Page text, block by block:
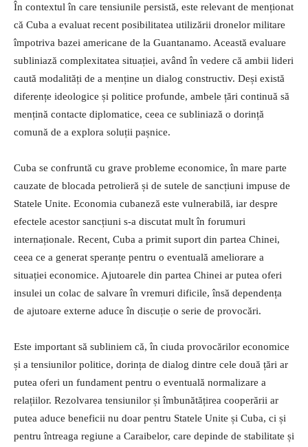
În contextul în care tensiunile persistă, este relevant de menționat
că Cuba a evaluat recent posibilitatea utilizării dronelor militare
împotriva bazei americane de la Guantanamo. Această evaluare
subliniază complexitatea situației, având în vedere că ambii lideri
caută modalități de a menține un dialog constructiv. Deși există
diferențe ideologice și politice profunde, ambele țări continuă să
mențină contacte diplomatice, ceea ce subliniază o dorință
comună de a explora soluții pașnice.
Cuba se confruntă cu grave probleme economice, în mare parte
cauzate de blocada petrolieră și de sutele de sancțiuni impuse de
Statele Unite. Economia cubaneză este vulnerabilă, iar despre
efectele acestor sancțiuni s-a discutat mult în forumuri
internaționale. Recent, Cuba a primit suport din partea Chinei,
ceea ce a generat speranțe pentru o eventuală ameliorare a
situației economice. Ajutoarele din partea Chinei ar putea oferi
insulei un colac de salvare în vremuri dificile, însă dependența
de ajutoare externe aduce în discuție o serie de provocări.
Este important să subliniem că, în ciuda provocărilor economice
și a tensiunilor politice, dorința de dialog dintre cele două țări ar
putea oferi un fundament pentru o eventuală normalizare a
relațiilor. Rezolvarea tensiunilor și îmbunătățirea cooperării ar
putea aduce beneficii nu doar pentru Statele Unite și Cuba, ci și
pentru întreaga regiune a Caraibelor, care depinde de stabilitate și